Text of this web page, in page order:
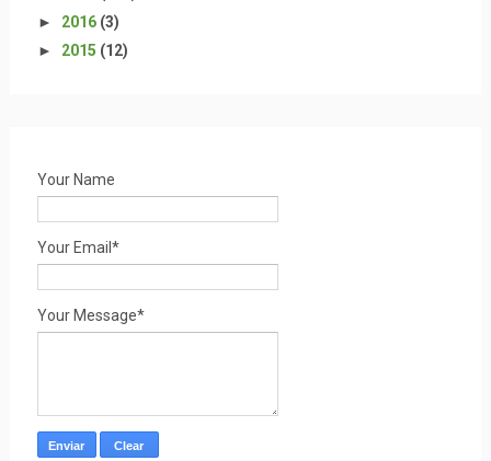
► 2016 (3)
► 2015 (12)
Your Name
Your Email*
Your Message*